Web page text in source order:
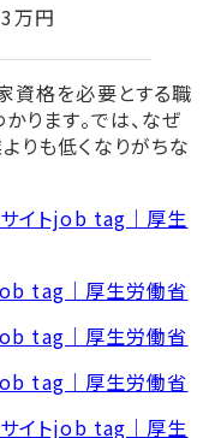
万円
資格を必要とする職
ります。では、なぜ
りも低くなりがちな
イトjob tag｜厚生
tag｜厚生労働省
tag｜厚生労働省
tag｜厚生労働省
イトjob tag｜厚生